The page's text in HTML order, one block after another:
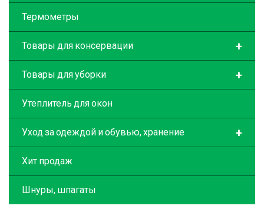
Термометры
+
Товары для консервации
+
Товары для уборки
Утеплитель для окон
+
Уход за одеждой и обувью, хранение
Хит продаж
Шнуры, шпагаты